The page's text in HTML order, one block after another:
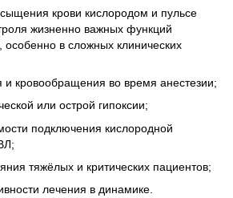
крови кислородом и пульсе
жизненно важных функций
особенно в сложных клинических
и кровообращения во время анестезии;
или острой гипоксии;
подключения кислородной
тяжёлых и критических пациентов;
лечения в динамике.